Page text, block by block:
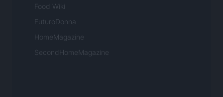
Food Wiki
FuturoDonna
HomeMagazine
SecondHomeMagazine